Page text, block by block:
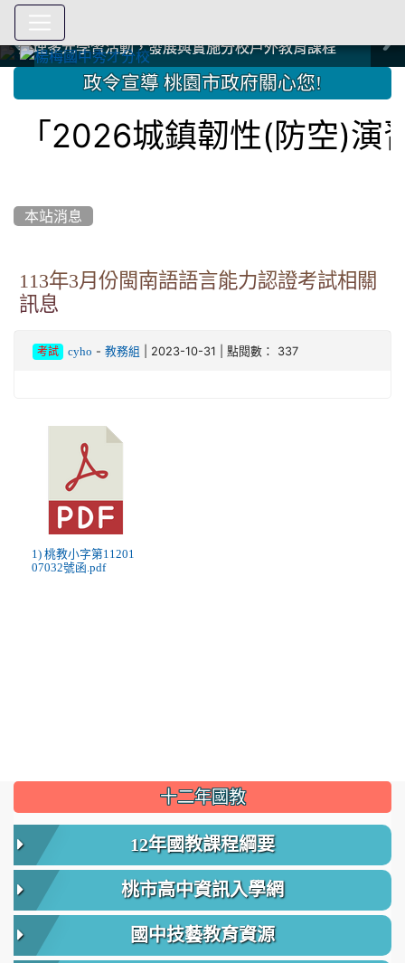
中國信託商業銀行 2023.04.22 愛傳球計畫
中國信託商業銀行 2023.04.22 愛傳球計畫
辦理多元學習活動，發展與實施分校戶外教育課程
辦理多元學習活動，發展與實施分校戶外教育課程
爭取社會資源，傳愛與溫暖：2024.3.19 桃園市家長會與桃
園女子美容商業童也工會義剪活動
爭取社會資源，傳愛與溫暖：2024.3.19 桃園市家長會與桃
園女子美容商業童也工會義剪活動
112學年度畢業學生與師長合照
112學年度畢業學生與師長合照
辦理多元學習活動，發展與實施分校戶外教育課程
辦理多元學習活動，發展與實施分校戶外教育課程
爭取社會資源，傳愛與溫暖：110.12.22 國際獅子會與本校
師生歲末感恩活動
爭取社會資源，傳愛與溫暖：110.12.22 國際獅子會與本校
師生歲末感恩活動
爭取社會資源，傳愛與溫暖：110.12.22 國際獅子會贈送本
校學生耶誕禮物
爭取社會資源，傳愛與溫暖：110.12.22 國際獅子會贈送本
校學生耶誕禮物
112.9.27參觀客家博覽會
112.9.27參觀客家博覽會
2023.12.27 國際獅子會贈送本校學生耶誕禮物
2023.12.27 國際獅子會贈送本校學生耶誕禮物
2023.12.27 國際獅子會贊助本校學生獎助學金
2023.12.27 國際獅子會贊助本校學生獎助學金
2023.12.27 聖誕感恩歌謠競賽；本校師生與國際獅子會獅
兄、師姐同樂
2023.12.27 聖誕感恩歌謠競賽；本校師生與國際獅子會獅
兄、師姐同樂
建置優質學習空間；合作互惠，建立良善公共關係
建置優質學習空間；合作互惠，建立良善公共關係
::: 政令宣導 桃園市政府關心您!
「2026城鎮韌性(防空)演
本站消息
113年3月份閩南語語言能力認證考試相關
訊息
考試 cyho - 教務組 | 2023-10-31 | 點閱數： 337
1) 桃教小字第11201
07032號函.pdf
::: 十二年國教
12年國教課程綱要
桃市高中資訊入學網
國中技藝教育資源